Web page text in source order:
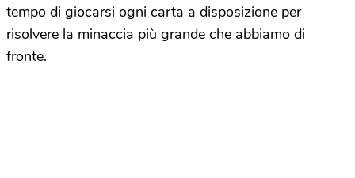
tempo di giocarsi ogni carta a disposizione per
risolvere la minaccia più grande che abbiamo di
fronte.